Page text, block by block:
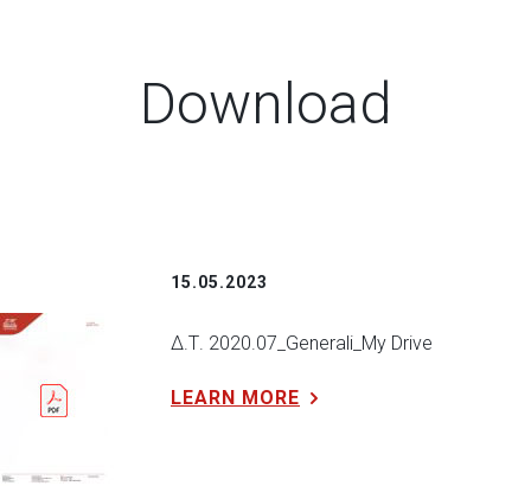
Download
15.05.2023
Δ.Τ. 2020.07_Generali_My Drive
LEARN MORE